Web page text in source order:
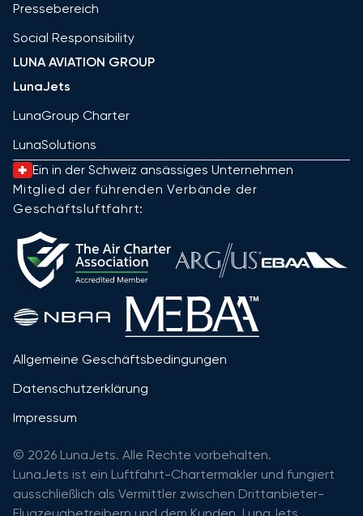
Pressebereich
Social Responsibility
LUNA AVIATION GROUP
LunaJets
LunaGroup Charter
LunaSolutions
Ein in der Schweiz ansässiges Unternehmen
Mitglied der führenden Verbände der
Geschäftsluftfahrt:
Allgemeine Geschäftsbedingungen
Datenschutzerklärung
Impressum
© 2026 LunaJets. Alle Rechte vorbehalten.
LunaJets ist ein Luftfahrt-Chartermakler und fungiert
ausschließlich als Vermittler zwischen Drittanbieter-